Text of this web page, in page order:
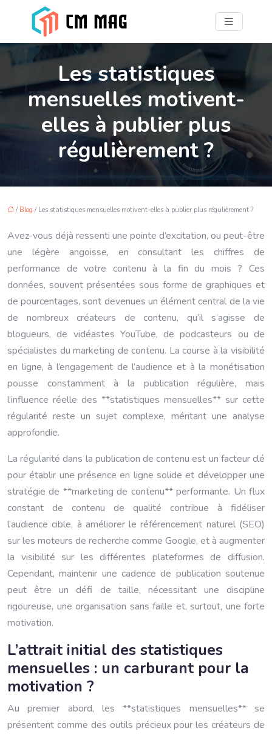
Les statistiques
mensuelles motivent-
elles à publier plus
régulièrement ?
/ Blog / Les statistiques mensuelles motivent-elles à publier plus régulièrement ?
Avez-vous déjà ressenti une pointe d’excitation, ou peut-être
une légère angoisse, en consultant les chiffres de
performance de votre contenu à la fin du mois ? Ces
données, souvent présentées sous forme de graphiques et
de pourcentages, sont devenues un élément central de la vie
de nombreux créateurs de contenu, qu’il s’agisse de
blogueurs, de vidéastes YouTube, de podcasteurs ou de
spécialistes du marketing de contenu. La course à la visibilité
en ligne, à l’engagement de l’audience et à la monétisation
pousse constamment à la publication régulière, mais
l’influence réelle des **statistiques mensuelles** sur cette
régularité reste un sujet complexe, méritant une analyse
approfondie.
La régularité dans la publication de contenu est un facteur clé
pour établir une présence en ligne solide et développer une
stratégie de **marketing de contenu** performante. Un flux
constant de contenu de qualité contribue à fidéliser
l’audience cible, à améliorer le référencement naturel (SEO)
sur les moteurs de recherche comme Google, et à augmenter
la visibilité sur les différentes plateformes de diffusion.
Cependant, maintenir une cadence de publication soutenue
peut être un défi de taille, nécessitant une discipline
rigoureuse, une organisation sans faille et, surtout, une forte
motivation.
L’attrait initial des statistiques
mensuelles : un carburant pour la
motivation ?
Au premier abord, les **statistiques mensuelles** se
présentent comme des outils précieux pour les créateurs de